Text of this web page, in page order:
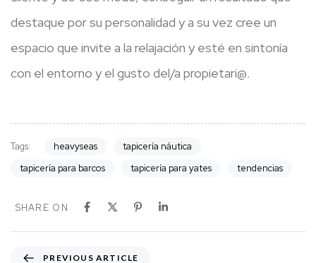
destaque por su personalidad y a su vez cree un
espacio que invite a la relajación y esté en sintonía
con el entorno y el gusto del/a propietari@.
Tags: heavyseas
tapicería náutica
tapicería para barcos
tapicería para yates tendencias
SHARE ON
PREVIOUS ARTICLE